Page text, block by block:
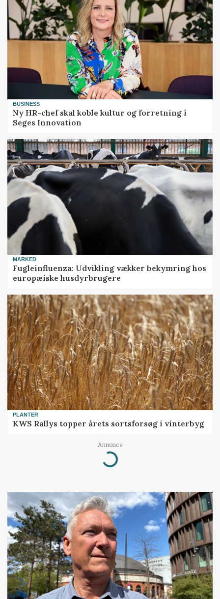
BUSINESS
Ny HR-chef skal koble kultur og forretning i
Seges Innovation
MARKED
Fugleinfluenza: Udvikling vækker bekymring hos
europæiske husdyrbrugere
PLANTER
KWS Rallys topper årets sortsforsøg i vinterbyg
Annonce
Loading...